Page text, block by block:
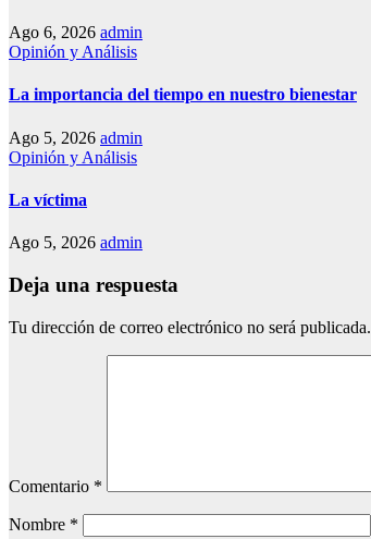
Ago 6, 2026 admin
Opinión y Análisis
La importancia del tiempo en nuestro bienestar
Ago 5, 2026 admin
Opinión y Análisis
La víctima
Ago 5, 2026 admin
Deja una respuesta
Tu dirección de correo electrónico no será publicada.
Comentario *
Nombre *